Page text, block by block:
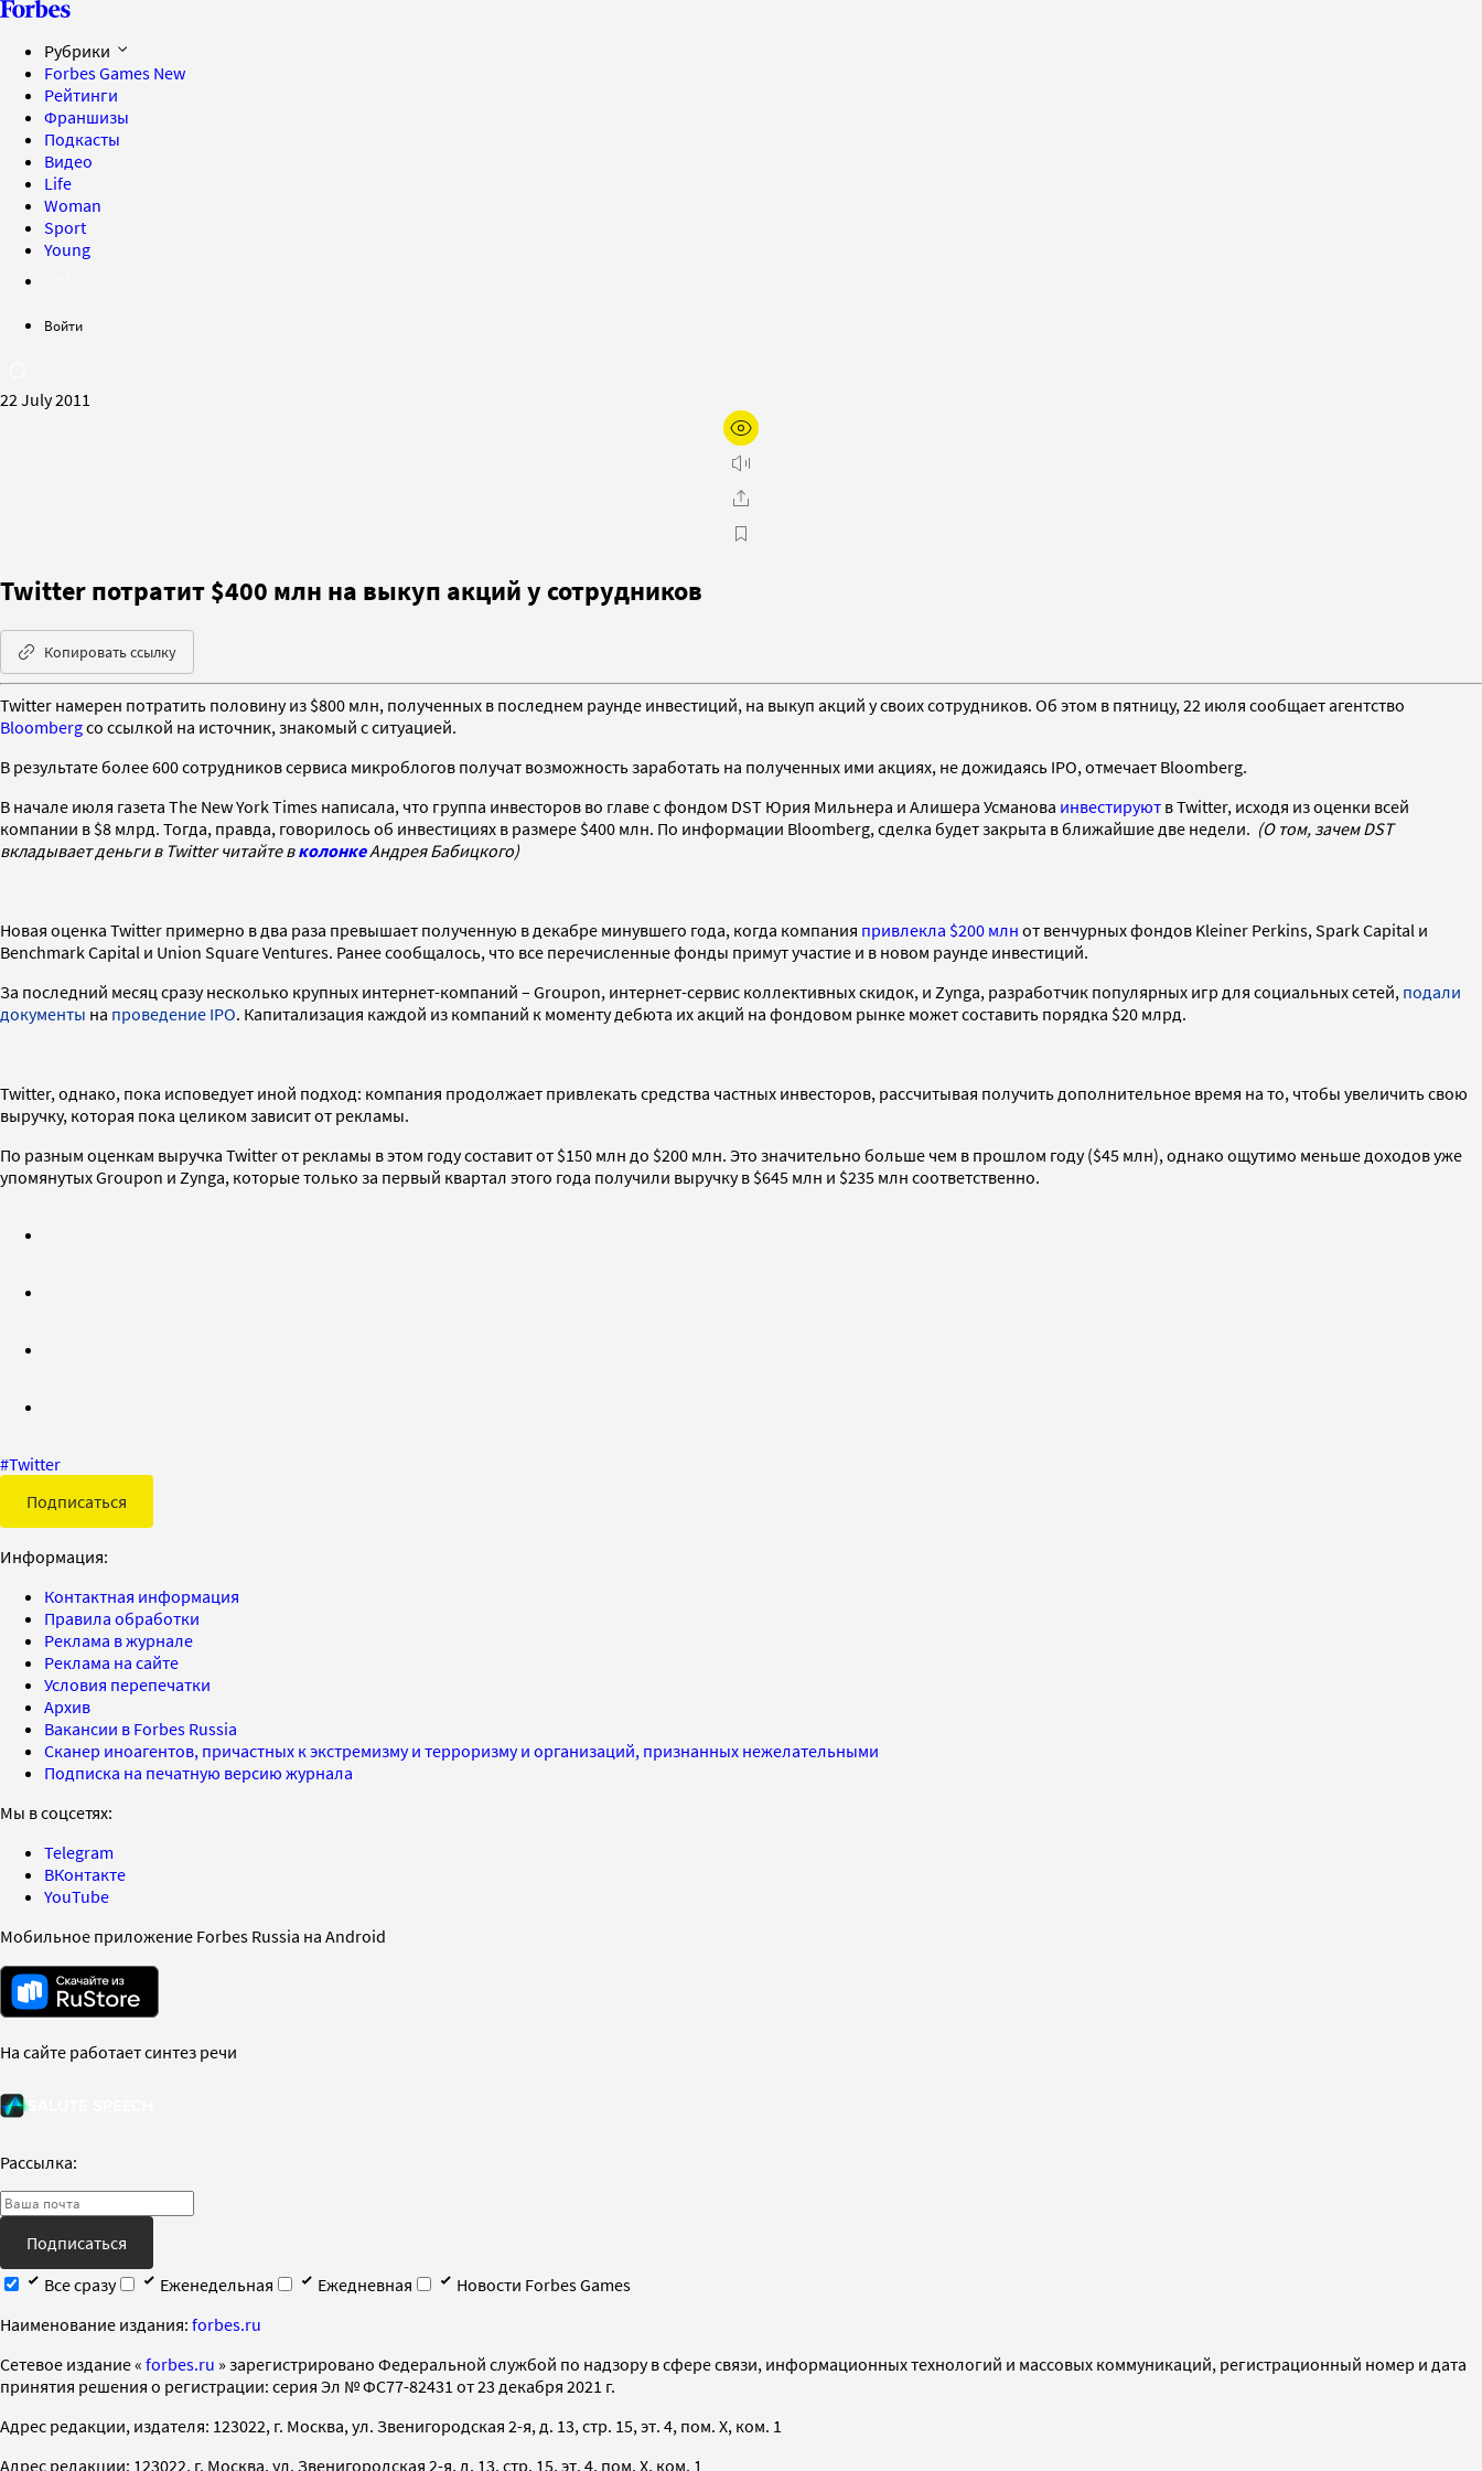
Рубрики
Forbes Games New
Рейтинги
Франшизы
Подкасты
Видео
Life
Woman
Sport
Young
Войти
22 July 2011
Twitter потратит $400 млн на выкуп акций у сотрудников
Копировать ссылку
Twitter намерен потратить половину из $800 млн, полученных в последнем раунде инвестиций, на выкуп акций у своих сотрудников. Об этом в пятницу, 22 июля сообщает агентство
Bloombergсо ссылкой на источник, знакомый с ситуацией.
В результате более 600 сотрудников сервиса микроблогов получат возможность заработать на полученных ими акциях, не дожидаясь IPO, отмечает Bloomberg.
В начале июля газета The New York Times написала, что группа инвесторов во главе с фондом DST Юрия Мильнера и Алишера Усманова инвестируют в Twitter, исходя из оценки всей
компании в $8 млрд. Тогда, правда, говорилось об инвестициях в размере $400 млн. По информации Bloomberg, сделка будет закрыта в ближайшие две недели. (О том, зачем DST
вкладывает деньги в Twitter читайте вколонкеАндрея Бабицкого)
Новая оценка Twitter примерно в два раза превышает полученную в декабре минувшего года, когда компания привлекла $200 млн от венчурных фондов Kleiner Perkins, Spark Capital и
Benchmark Capital и Union Square Ventures. Ранее сообщалось, что все перечисленные фонды примут участие и в новом раунде инвестиций.
За последний месяц сразу несколько крупных интернет-компаний – Groupon, интернет-сервис коллективных скидок, и Zynga, разработчик популярных игр для социальных сетей, подали
документы на проведение IPO. Капитализация каждой из компаний к моменту дебюта их акций на фондовом рынке может составить порядка $20 млрд.
Twitter, однако, пока исповедует иной подход: компания продолжает привлекать средства частных инвесторов, рассчитывая получить дополнительное время на то, чтобы увеличить свою
выручку, которая пока целиком зависит от рекламы.
По разным оценкам выручка Twitter от рекламы в этом году составит от $150 млн до $200 млн. Это значительно больше чем в прошлом году ($45 млн), однако ощутимо меньше доходов уже
упомянутых Groupon и Zynga, которые только за первый квартал этого года получили выручку в $645 млн и $235 млн соответственно.
#Twitter
Подписаться
Информация:
Контактная информация
Правила обработки
Реклама в журнале
Реклама на сайте
Условия перепечатки
Архив
Вакансии в Forbes Russia
Сканер иноагентов, причастных к экстремизму и терроризму и организаций, признанных нежелательными
Подписка на печатную версию журнала
Мы в соцсетях:
Telegram
ВКонтакте
YouTube
Мобильное приложение Forbes Russia на Android
На сайте работает синтез речи
Рассылка:
Подписаться
Все сразу
Еженедельная Ежедневная
Новости Forbes Games
Наименование издания: forbes.ru
Cетевое издание « forbes.ru » зарегистрировано Федеральной службой по надзору в сфере связи, информационных технологий и массовых коммуникаций, регистрационный номер и дата
принятия решения о регистрации: серия Эл № ФС77-82431 от 23 декабря 2021 г.
Адрес редакции, издателя: 123022, г. Москва, ул. Звенигородская 2-я, д. 13, стр. 15, эт. 4, пом. X, ком. 1
Адрес редакции: 123022, г. Москва, ул. Звенигородская 2-я, д. 13, стр. 15, эт. 4, пом. X, ком. 1